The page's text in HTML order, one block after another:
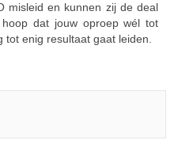
misleid en kunnen zij de deal
dat jouw oproep wél tot
tot enig resultaat gaat leiden.